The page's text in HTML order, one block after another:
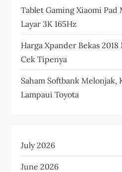
Tablet Gaming Xiaomi
Layar 3K 165Hz
Harga Xpander Bekas 2018
Cek Tipenya
Saham Softbank Melonjak,
Lampaui Toyota
July 2026
June 2026